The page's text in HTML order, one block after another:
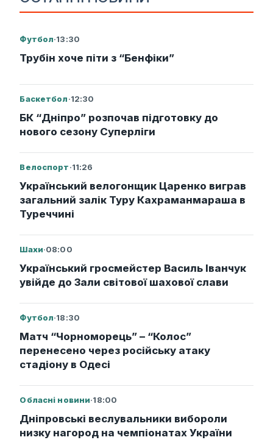
Футбол·13:30
Трубін хоче піти з “Бенфіки”
Баскетбол·12:30
БК “Дніпро” розпочав підготовку до
нового сезону Суперліги
Велоспорт·11:26
Український велогонщик Царенко виграв
загальний залік Туру Кахраманмараша в
Туреччині
Шахи·08:00
Український гросмейстер Василь Іванчук
увійде до Зали світової шахової слави
Футбол·18:30
Матч “Чорноморець” – “Колос”
перенесено через російську атаку
стадіону в Одесі
Обласні новини·18:00
Дніпровські веслувальники вибороли
низку нагород на чемпіонатах України